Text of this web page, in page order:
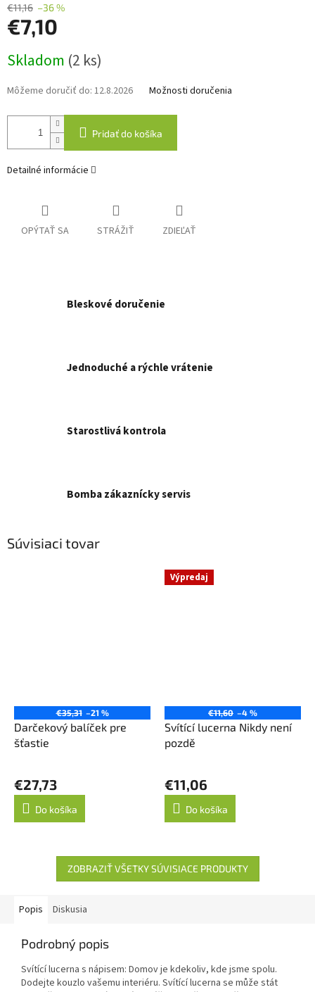
€11,16 –36 %
€7,10
cena:
Skladom (2 ks)
Môžeme doručiť do: 12.8.2026 Možnosti doručenia
Pridať do košíka
Detailné informácie
OPÝTAŤ SA STRÁŽIŤ ZDIEĽAŤ
Bleskové doručenie
Jednoduché a rýchle vrátenie
Starostlivá kontrola
Bomba zákaznícky servis
Súvisiaci tovar
€35,31 –21 %
Darčekový balíček pre
šťastie
€27,73
Do košíka
Výpredaj
€11,60 –4 %
Svítící lucerna Nikdy není
pozdě
€11,06
Do košíka
ZOBRAZIŤ VŠETKY SÚVISIACE PRODUKTY
Popis Diskusia
Podrobný popis
Svítící lucerna s nápisem: Domov je kdekoliv, kde jsme spolu.
Dodejte kouzlo vašemu interiéru. Svítící lucerna se může stát